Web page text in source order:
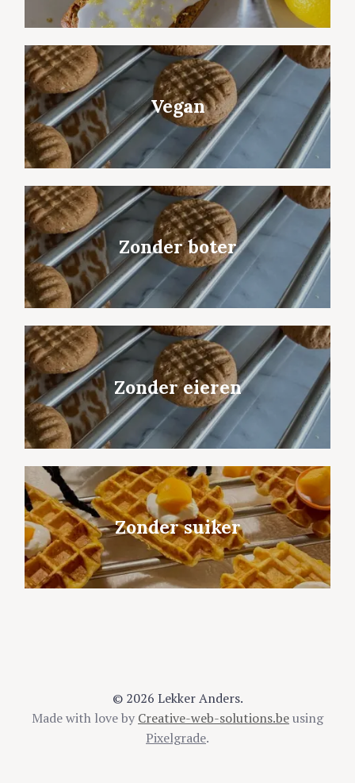
Vegan
Zonder boter
Zonder eieren
Zonder suiker
© 2026 Lekker Anders.
Made with love by Creative-web-solutions.beusing
Pixelgrade.